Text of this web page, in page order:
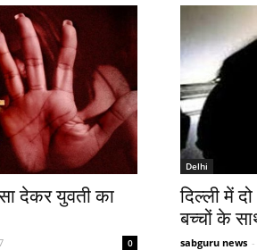
देकर युवती का
0
Delhi
दिल्ली में
बच्चों के
sabguru news -